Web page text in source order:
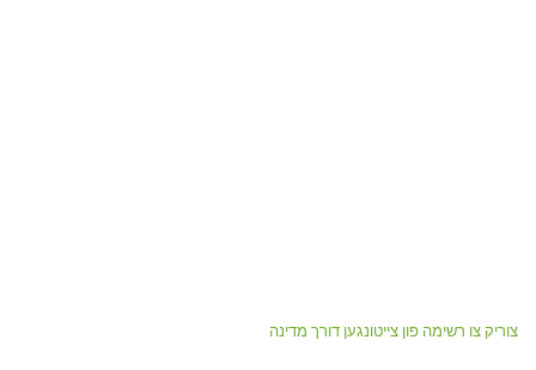
צוריק צו רשימה פון צייטונגען דורך מדינה